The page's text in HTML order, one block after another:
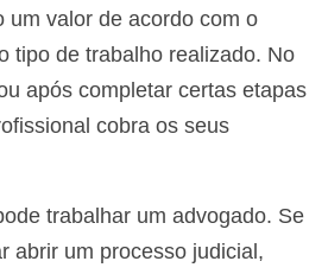
um valor de acordo com o
tipo de trabalho realizado. No
após completar certas etapas
cobra os seus
trabalhar um advogado. Se
abrir um processo judicial,